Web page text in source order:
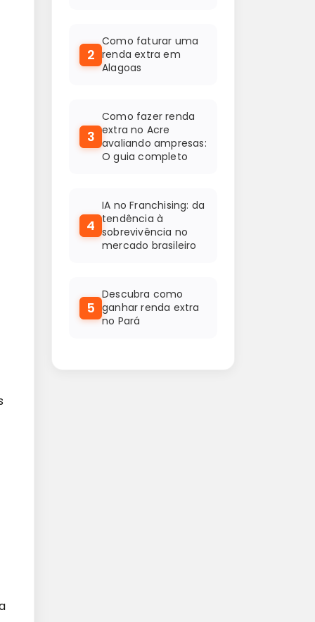
2
Como faturar uma
renda extra em
Alagoas
3
Como fazer renda
extra no Acre
avaliando ampresas:
O guia completo
4
IA no Franchising: da
tendência à
sobrevivência no
mercado brasileiro
5
Descubra como
ganhar renda extra
no Pará